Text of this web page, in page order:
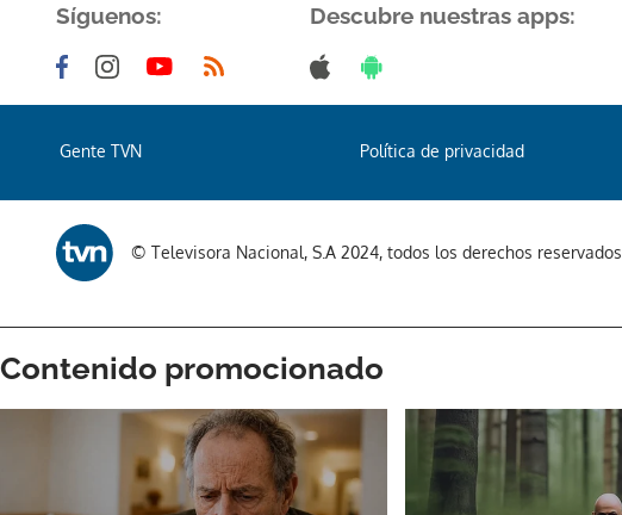
Síguenos: Descubre nuestras apps:
Gente TVN Política de privacidad
© Televisora Nacional, S.A 2024, todos los derechos reservados